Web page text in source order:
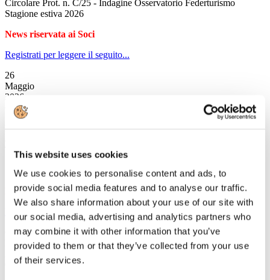
This website uses cookies
We use cookies to personalise content and ads, to
provide social media features and to analyse our traffic.
We also share information about your use of our site with
our social media, advertising and analytics partners who
may combine it with other information that you’ve
provided to them or that they’ve collected from your use
of their services.
Circolare Prot. n. C/25 - Indagine Osservatorio Federturismo
Stagione estiva 2026
News riservata ai Soci
Registrati per leggere il seguito...
26
Maggio
2026
Circolari 2026
Tourism Sector"
News riservata ai Soci
Registrati per leggere il seguito...
Maggio
2026
Circolari 2026